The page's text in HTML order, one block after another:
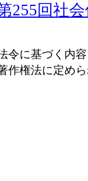
255回社
令に基づく内
作権法に定め